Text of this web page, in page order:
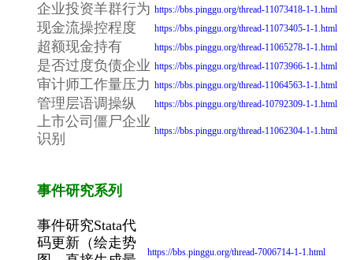
企业投资羊群行为 https://bbs.pinggu.org/thread-11073418-1-1.html
现金流操控程度 https://bbs.pinggu.org/thread-11073405-1-1.html
超额现金持有 https://bbs.pinggu.org/thread-11065278-1-1.html
是否过度负债企业 https://bbs.pinggu.org/thread-11073966-1-1.html
审计师工作量压力 https://bbs.pinggu.org/thread-11064563-1-1.html
管理层语调操纵 https://bbs.pinggu.org/thread-10792309-1-1.html
上市公司僵尸企业
识别
https://bbs.pinggu.org/thread-11062304-1-1.html
事件研究系列
事件研究Stata代
码更新（绘走势
https://bbs.pinggu.org/thread-7006714-1-1.html